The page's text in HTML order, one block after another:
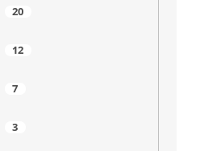
20
12
7
3